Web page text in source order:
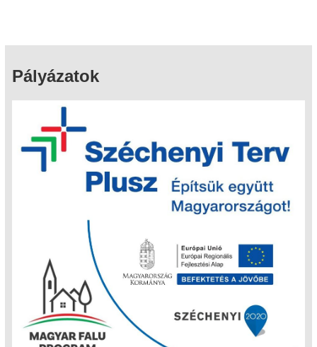
Pályázatok